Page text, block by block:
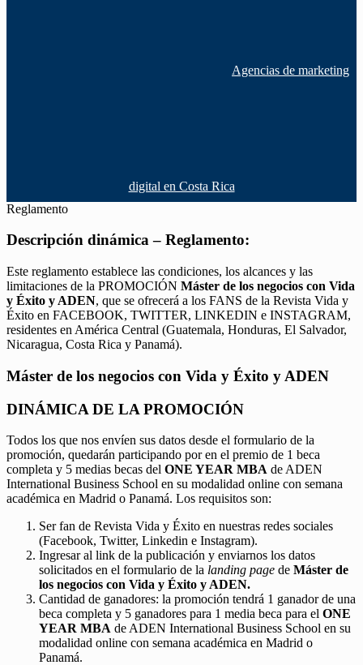
Agencias de marketing
digital en Costa Rica
Reglamento
Descripción dinámica – Reglamento:
Este reglamento establece las condiciones, los alcances y las
limitaciones de la PROMOCIÓN Máster de los negocios con Vida
y Éxito y ADEN, que se ofrecerá a los FANS de la Revista Vida y
Éxito en FACEBOOK, TWITTER, LINKEDIN e INSTAGRAM,
residentes en América Central (Guatemala, Honduras, El Salvador,
Nicaragua, Costa Rica y Panamá).
Máster de los negocios con Vida y Éxito y ADEN
DINÁMICA DE LA PROMOCIÓN
Todos los que nos envíen sus datos desde el formulario de la
promoción, quedarán participando por en el premio de 1 beca
completa y 5 medias becas del ONE YEAR MBA de ADEN
International Business School en su modalidad online con semana
académica en Madrid o Panamá. Los requisitos son:
Ser fan de Revista Vida y Éxito en nuestras redes sociales
(Facebook, Twitter, Linkedin e Instagram).
Ingresar al link de la publicación y enviarnos los datos
solicitados en el formulario de la landing page de Máster de
los negocios con Vida y Éxito y ADEN.
Cantidad de ganadores: la promoción tendrá 1 ganador de una
beca completa y 5 ganadores para 1 media beca para el ONE
YEAR MBA de ADEN International Business School en su
modalidad online con semana académica en Madrid o
Panamá.